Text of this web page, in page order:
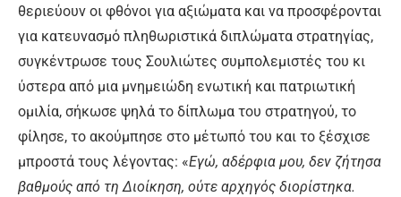
θεριεύουν οι φθόνοι για αξιώματα και να προσφέρονται
για κατευνασμό πληθωριστικά διπλώματα στρατηγίας,
συγκέντρωσε τους Σουλιώτες συμπολεμιστές του κι
ύστερα από μια μνημειώδη ενωτική και πατριωτική
ομιλία, σήκωσε ψηλά το δίπλωμα του στρατηγού, το
φίλησε, το ακούμπησε στο μέτωπό του και το ξέσχισε
μπροστά τους λέγοντας: «Εγώ, αδέρφια μου, δεν ζήτησα
βαθμούς από τη Διοίκηση, ούτε αρχηγός διορίστηκα.